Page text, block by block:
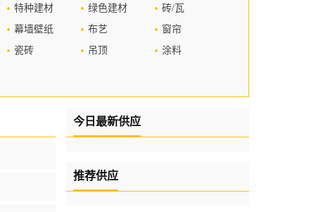
特种建材 绿色建材
砖/瓦
幕墙壁纸 布艺
窗帘
瓷砖 吊顶
涂料
今日最新供应
推荐供应